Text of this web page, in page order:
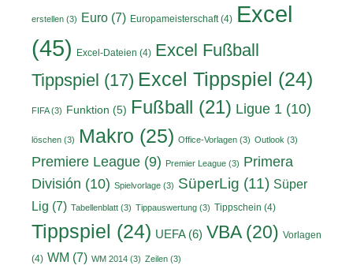
erstellen (3) Euro (7) Europameisterschaft(4) Excel
(45)
Excel-Dateien (4) Excel Fußball
Tippspiel (17) Excel Tippspiel (24)
FIFA(3) Funktion (5) Fußball (21) Ligue 1 (10)
löschen (3) Makro (25) Office-Vorlagen (3) Outlook (3)
Premiere League (9) Premier League (3) Primera
División (10) Spielvorlage (3) SüperLig (11) Süper
Lig (7) Tabellenblatt (3) Tippauswertung (3) Tippschein (4)
Tippspiel (24) UEFA(6) VBA(20) Vorlagen
(4) WM (7) WM 2014 (3) Zeilen (3)